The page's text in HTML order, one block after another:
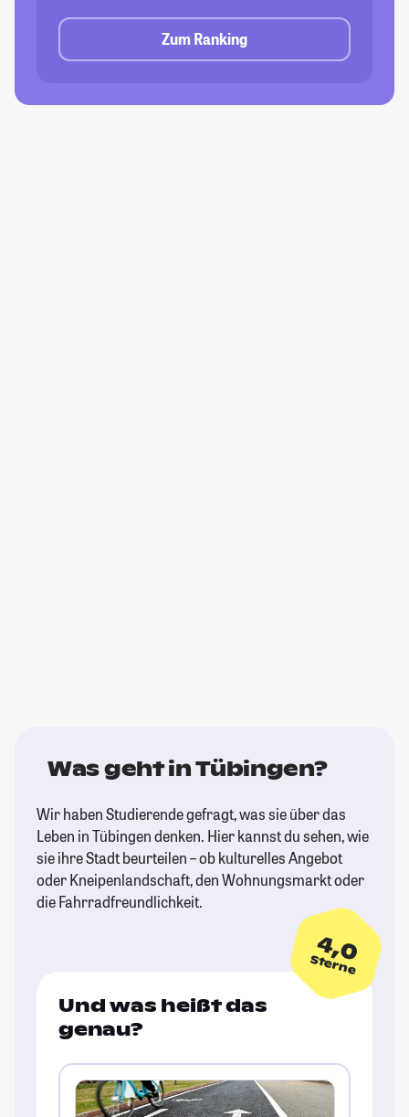
Zum Ranking
Was geht in Tübingen?
Wir haben Studierende gefragt, was sie über das
Leben in Tübingen denken. Hier kannst du sehen, wie
sie ihre Stadt beurteilen – ob kulturelles Angebot
oder Kneipenlandschaft, den Wohnungsmarkt oder
die Fahrradfreundlichkeit.
4,0
Sterne
Und was heißt das
genau?